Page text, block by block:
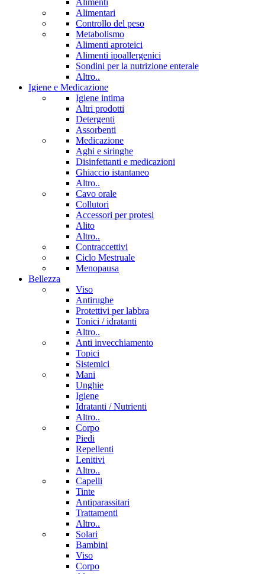
Alimenti
Alimentari
Controllo del peso
Metabolismo
Alimenti aproteici
Alimenti ipoallergenici
Sondini per la nutrizione enterale
Altro..
Igiene e Medicazione
Igiene intima
Altri prodotti
Detergenti
Assorbenti
Medicazione
Aghi e siringhe
Disinfettanti e medicazioni
Ghiaccio istantaneo
Altro..
Cavo orale
Collutori
Accessori per protesi
Alito
Altro..
Contraccettivi
Ciclo Mestruale
Menopausa
Bellezza
Viso
Antirughe
Protettivi per labbra
Tonici / idratanti
Altro..
Anti invecchiamento
Topici
Sistemici
Mani
Unghie
Igiene
Idratanti / Nutrienti
Altro..
Corpo
Piedi
Repellenti
Lenitivi
Altro..
Capelli
Tinte
Antiparassitari
Trattamenti
Altro..
Solari
Bambini
Viso
Corpo